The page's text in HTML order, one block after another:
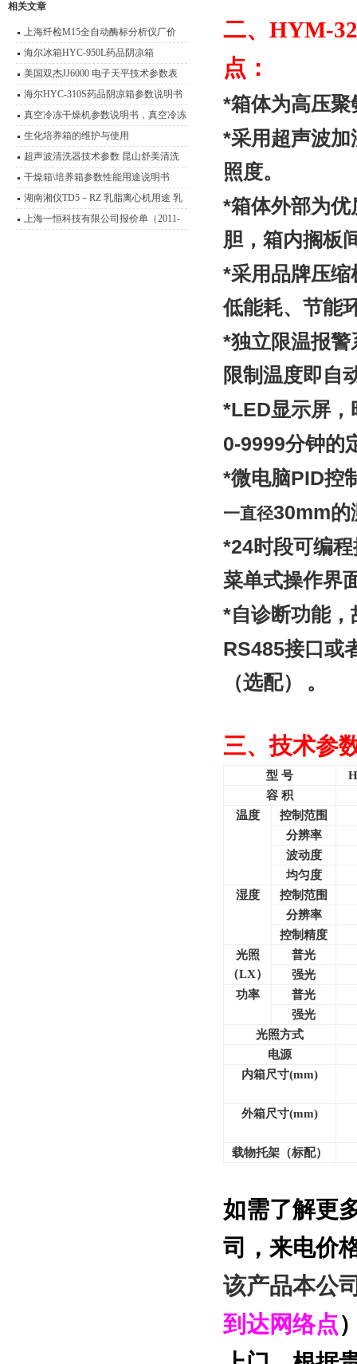
相关文章
上海纤检M15全自动酶标分析仪厂价
海尔冰箱HYC-950L药品阴凉箱
美国双杰JJ6000 电子天平技术参数表
分析天平
海尔HYC-310S药品阴凉箱参数说明书
真空冷冻干燥机参数说明书，真空冷冻
干燥箱
生化培养箱的维护与使用
超声波清洗器技术参数 昆山舒美清洗
器产品型号 报价
干燥箱\培养箱参数性能用途说明书
湖南湘仪TD5－RZ 乳脂离心机用途 乳
脂离心机技术参数
上海一恒科技有限公司报价单（2011-
二、 HYM-
点：
*箱体为高压
*采用超声波
照度。
*箱体外部为
胆，箱内搁板
*采用品牌压
低能耗、节能
*独立限温报
限制温度即自
*LED显示屏
0-9999分钟的
*微电脑PID控
一直径30mm的
*24时段可编
菜单式操作界
*自诊断功能
RS485接口或
（选配）
。
三、技术参
型 号
容 积
温度
控制范围
分辨率
波动度
均匀度
湿度
控制范围
分辨率
控制精度
光照
（LX）
普光
强光
功率
普光
强光
光照方式
电源
内箱尺寸(mm)
外箱尺寸(mm)
载物托架（标配）
如需了解更
司
，来电价
该产品本公
到达网络点